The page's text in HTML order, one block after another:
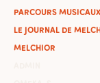
PARCOURS MUSICAUX
LE JOURNAL DE
MELCHIOR